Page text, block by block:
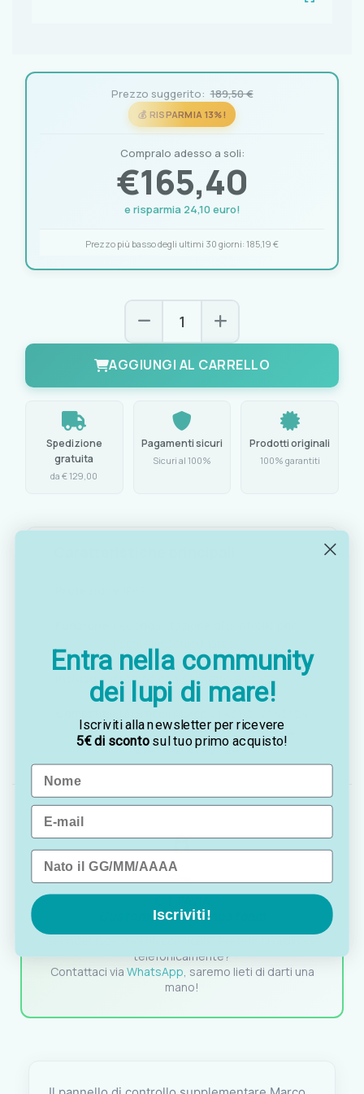
Prezzo suggerito: 189,50 €
💰 RISPARMIA 13%!
Compralo adesso a soli:
€165,40
e risparmia 24,10 euro!
Prezzo più basso degli ultimi 30 giorni: 185,19 €
AGGIUNGI AL CARRELLO
Spedizione
gratuita
da € 129,00
Pagamenti sicuri
Sicuri al 100%
Prodotti originali
100% garantiti
Incluso:microfono con connettore stagno
21.433.24, 21.427.12, 21.427.24,
21.428.12, 21.428.24
Customer assistance team
telefonicamente?
Contattaci via WhatsApp , saremo lieti di darti una
mano!
Entra nella community
dei lupi di mare!
Iscriviti alla newsletter per ricevere
5€ di scontosul tuo primo acquisto!
Name
Email
Data di nascita
Iscriviti!